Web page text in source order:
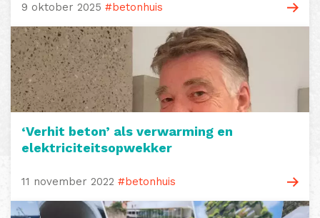
9 oktober 2025 #betonhuis
‘Verhit beton’ als verwarming en
elektriciteitsopwekker
11 november 2022 #betonhuis